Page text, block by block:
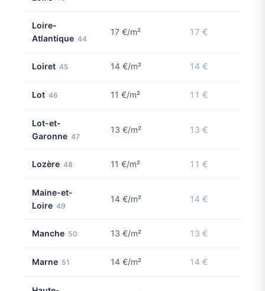
Loire-
Atlantique 44
17 €/m² 17 €
Loiret 45 14 €/m² 14 €
Lot 46 11 €/m² 11 €
Lot-et-
Garonne 47
13 €/m² 13 €
Lozère 48 11 €/m² 11 €
Maine-et-
Loire 49
14 €/m² 14 €
Manche 50 13 €/m² 13 €
Marne 51 14 €/m² 14 €